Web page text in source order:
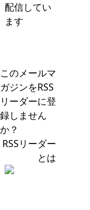
配信してい
ます
このメールマ
ガジンをRSS
リーダーに登
録しません
か？
RSSリーダー
とは